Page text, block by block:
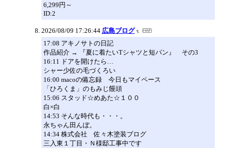
6,299円～
ID:2
2026/08/09 17:26:44 広島ブログ
17:08 アキノサトの日記
作品紹介 → 『夏に着たいTシャツと短パン』 その3
16:11 ドアを開けたら…
シャー少佐の毛づくろい
16:00 macoの備忘録 今日もマイペース
「ひろくま」のもみじ饅頭
15:06 スタッド☆めあた☆１００
白×白
14:53 そんな時代も・・・。
永ちゃん田んぼ。
14:34 株式会社 佐々木塗装ブログ
三入東１丁目・Ｎ様邸工事中です